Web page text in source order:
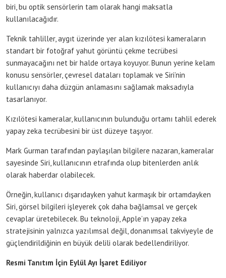
biri, bu optik sensörlerin tam olarak hangi maksatla
kullanılacağıdır.
Teknik tahliller, aygıt üzerinde yer alan kızılötesi kameraların
standart bir fotoğraf yahut görüntü çekme tecrübesi
sunmayacağını net bir halde ortaya koyuyor. Bunun yerine kelam
konusu sensörler, çevresel dataları toplamak ve Siri’nin
kullanıcıyı daha düzgün anlamasını sağlamak maksadıyla
tasarlanıyor.
Kızılötesi kameralar, kullanıcının bulunduğu ortamı tahlil ederek
yapay zeka tecrübesini bir üst düzeye taşıyor.
Mark Gurman tarafından paylaşılan bilgilere nazaran, kameralar
sayesinde Siri, kullanıcının etrafında olup bitenlerden anlık
olarak haberdar olabilecek.
Örneğin, kullanıcı dışarıdayken yahut karmaşık bir ortamdayken
Siri, görsel bilgileri işleyerek çok daha bağlamsal ve gerçek
cevaplar üretebilecek. Bu teknoloji, Apple’ın yapay zeka
stratejisinin yalnızca yazılımsal değil, donanımsal takviyeyle de
güçlendirildiğinin en büyük delili olarak bedellendiriliyor.
Resmi Tanıtım İçin Eylül Ayı İşaret Ediliyor